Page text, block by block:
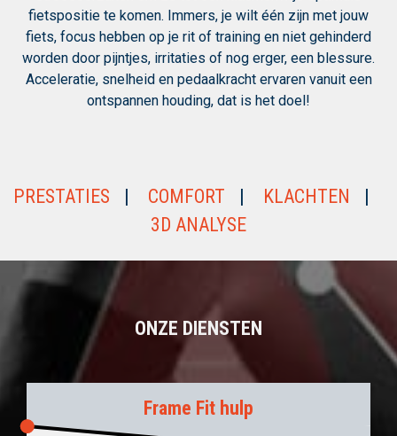
fietspositie te komen. Immers, je wilt één zijn met jouw
fiets, focus hebben op je rit of training en niet gehinderd
worden door pijntjes, irritaties of nog erger, een blessure.
Acceleratie, snelheid en pedaalkracht ervaren vanuit een
ontspannen houding, dat is het doel!
PRESTATIES COMFORT
KLACHTEN
3D ANALYSE
ONZE DIENSTEN
Frame Fit hulp